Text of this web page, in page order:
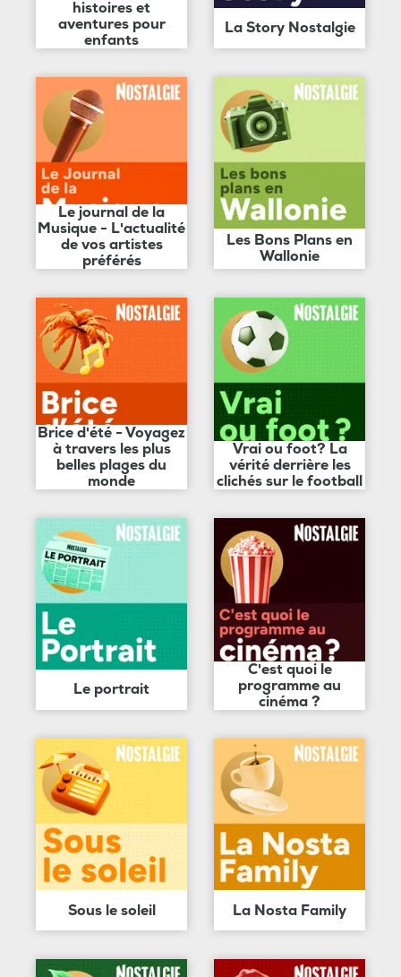
histoires et
aventures pour
enfants
La Story Nostalgie
Le journal de la
Musique - L'actualité
de vos artistes
préférés
Les Bons Plans en
Wallonie
Brice d'été - Voyagez
à travers les plus
belles plages du
monde
Vrai ou foot? La
vérité derrière les
clichés sur le football
Le portrait
C'est quoi le
programme au
cinéma ?
Sous le soleil La Nosta Family